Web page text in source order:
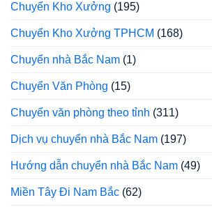
Chuyển Kho Xưởng (195)
Chuyển Kho Xưởng TPHCM (168)
Chuyển nhà Bắc Nam (1)
Chuyển Văn Phòng (15)
Chuyển văn phòng theo tỉnh (311)
Dịch vụ chuyển nhà Bắc Nam (197)
Hướng dẫn chuyển nhà Bắc Nam (49)
Miền Tây Đi Nam Bắc (62)